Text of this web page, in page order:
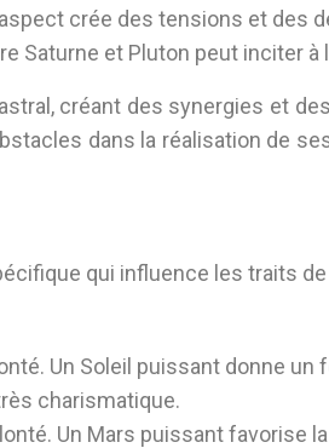
aspect crée des tensions et
Saturne et Pluton peut inciter
créant des synergies et
dans la réalisation de
qui influence les traits
Un Soleil puissant donne
charismatique.
Un Mars puissant favorise